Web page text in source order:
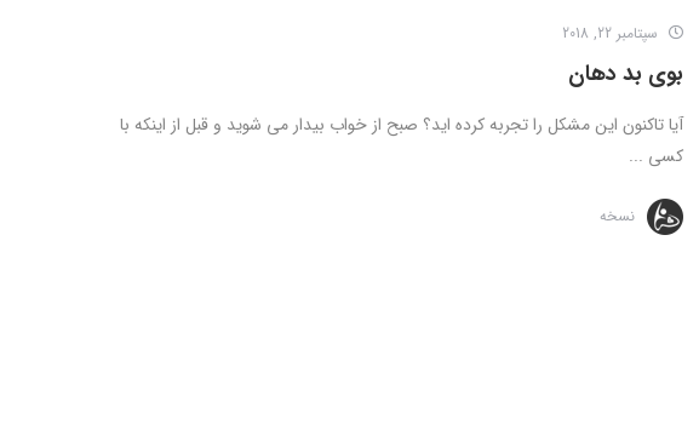
سپتامبر 22, 2018
بوی بد دهان
آیا تاکنون این مشکل را تجربه کرده اید؟ صبح از خواب بیدار می شوید و قبل از اینکه با
کسی ...
نسخه